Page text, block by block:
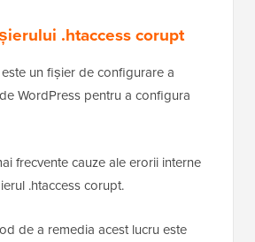
.htaccess corupt
un fișier de configurare a
WordPress pentru a configura
frecvente cauze ale erorii interne
.htaccess corupt.
de a remedia acest lucru este